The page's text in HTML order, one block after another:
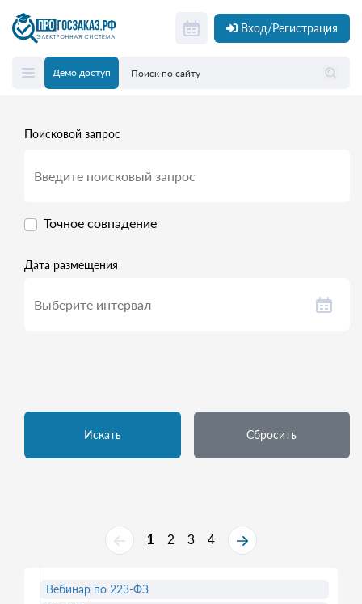
Вход/Регистрация
Демо доступ
Поисковой запрос
Точное совпадение
Дата размещения
Искать Сбросить
1 2 3 4
Вебинар по 223-ФЗ